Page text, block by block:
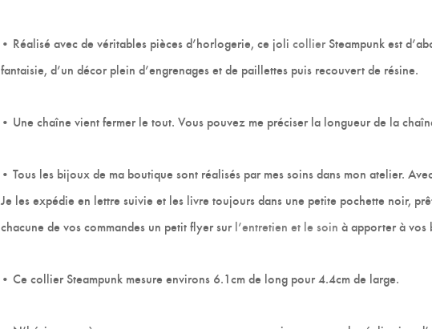
• Réalisé avec de véritables pièces d’horlogerie, ce joli collierSteampunk est
fantaisie, d’un décor plein d’engrenages et de paillettes puis recouvert de résine.
• Une chaîne vient fermer le tout. Vous pouvez me préciser la longueur de la
• Tous les bijoux de ma boutique sont réalisés par mes soins dans mon atelier.
Je les expédie en lettre suivie et les livre toujours dans une petite pochette noir,
chacune de vos commandes un petit flyer surl’entretien et le soin à apporter à vos
• Ce collier Steampunk mesure environs 6.1cm de long pour 4.4cm de large.